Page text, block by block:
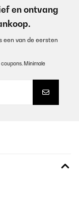
BEOORDELING
13/11/2024
für den
en ontvang
een van de eersten
Minimale